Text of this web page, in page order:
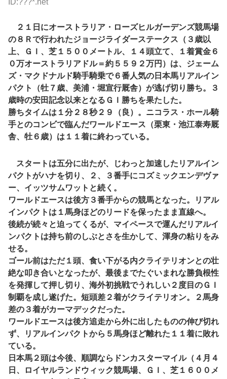
ID:???*.net
２１日にオーストラリア・ローズヒルガーデンズ競馬場
の８Ｒで行われたジョージライダーステークス（３歳以
上、ＧＩ、芝１５００メートル、１４頭立て、１着賞金６
０万オーストラリアドル＝約５５９２万円）は、ジェーム
ズ・マクドナルド騎手騎乗で６番人気の日本馬リアルイン
パクト（牡７歳、美浦・堀宣行厩舎）が逃げ切り勝ち。３
歳時の安田記念以来となるＧＩ勝ちを果たした。
勝ちタイムは１分２８秒２９（良）。ニコラス・ホール騎
手とのコンビで臨んだワールドエース（栗東・池江泰寿厩
舎、牡６歳）は１１着に終わっている。
スタートは五分に出たが、じわっと加速したリアルイン
パクトがハナを切り、２、３番手にコズミックエンデヴァ
ー、イッツサムワットと続く。
ワールドエースは後方３番手からの競馬となった。リアル
インパクトは１馬身ほどのリードを保ったまま直線へ。
後続が続々と迫ってくるが、マイペースで運んだリアルイ
ンパクトは持ち前のしぶとさを生かして、渾身の粘りをみ
せる。
ゴール前はただ１頭、食い下がる内クライテリオンとの壮
絶な叩き合いとなったが、最後までたぐいまれな勝負根性
を発揮して押し切り、海外初挑戦でうれしい２度目のＧＩ
制覇を成し遂げた。短頭差２着がクライテリオン。２馬身
差の３着がカーマデックだった。
ワールドエースは後方追走から外に出したものの伸び切れ
ず、リアルインパクトから５馬身ほど離れた１１着に敗れ
ている。
日本馬２頭は今後、順調ならドンカスターマイル（４月４
日、ロイヤルランドウィック競馬場、ＧＩ、芝１６００メ